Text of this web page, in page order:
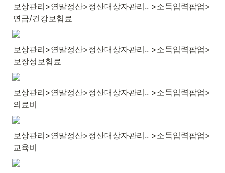
보상관리>연말정산>정산대상자관리.. >소득입력팝업>
연금/건강보험료
보상관리>연말정산>정산대상자관리.. >소득입력팝업>
보장성보험료
보상관리>연말정산>정산대상자관리.. >소득입력팝업>
의료비
보상관리>연말정산>정산대상자관리.. >소득입력팝업>
교육비